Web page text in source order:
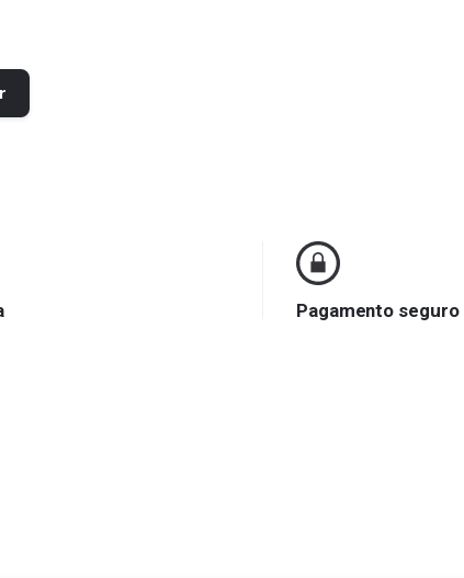
Pagamento seguro